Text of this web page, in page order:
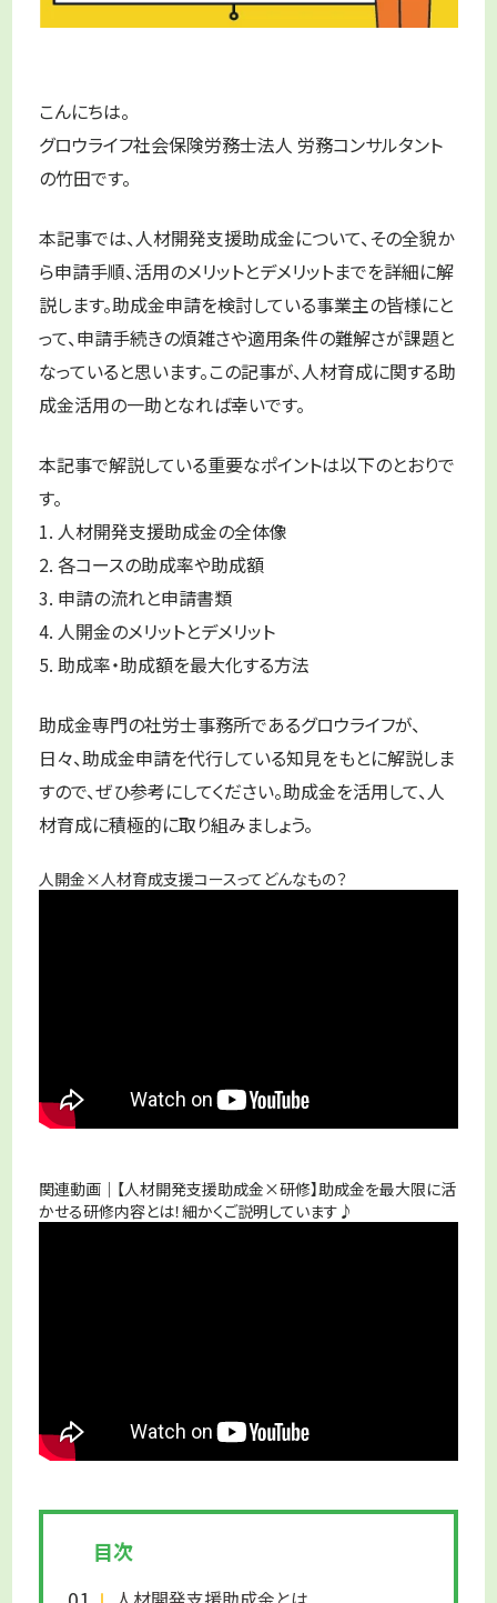
こんにちは。
グロウライフ社会保険労務士法人 労務コンサルタント
の竹田です。
本記事では、人材開発支援助成金について、その全貌か
ら申請手順、活用のメリットとデメリットまでを詳細に解
説します。助成金申請を検討している事業主の皆様にと
って、申請手続きの煩雑さや適用条件の難解さが課題と
なっていると思います。この記事が、人材育成に関する助
成金活用の一助となれば幸いです。
本記事で解説している重要なポイントは以下のとおりで
す。
1. 人材開発支援助成金の全体像
2. 各コースの助成率や助成額
3. 申請の流れと申請書類
4. 人開金のメリットとデメリット
5. 助成率・助成額を最大化する方法
助成金専門の社労士事務所であるグロウライフが、
日々、助成金申請を代行している知見をもとに解説しま
すので、ぜひ参考にしてください。助成金を活用して、人
材育成に積極的に取り組みましょう。
人開金×人材育成支援コースってどんなもの？
関連動画｜【人材開発支援助成金×研修】助成金を最大限に活
かせる研修内容とは！細かくご説明しています♪
目次